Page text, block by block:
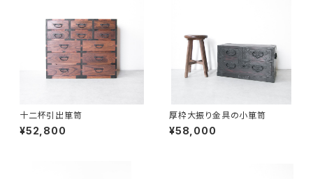
十二杯引出箪笥
¥52,800
厚枠大振り金具の小箪笥
¥58,000